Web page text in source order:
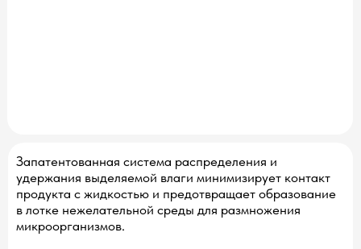
Запатентованная система распределения и
удержания выделяемой влаги минимизирует контакт
продукта с жидкостью и предотвращает образование
в лотке нежелательной среды для размножения
микроорганизмов.